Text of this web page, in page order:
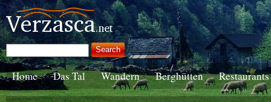
Home Das Tal Wandern Berghütten Restaurants